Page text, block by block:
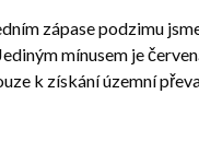
zápase podzimu
mínusem je
k získání územní